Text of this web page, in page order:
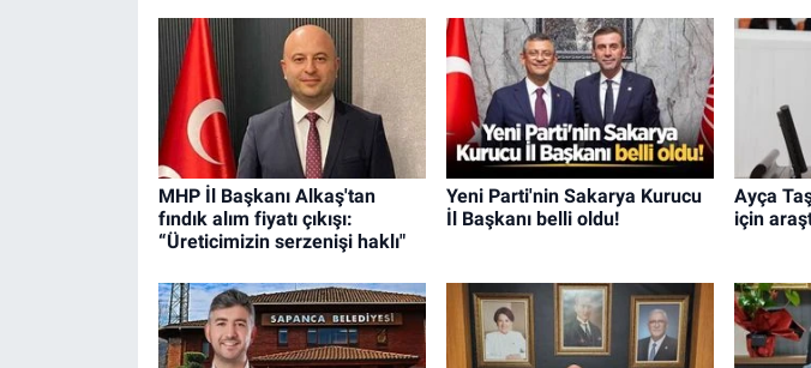
MHP İl Başkanı Alkaş'tan
fındık alım fiyatı çıkışı:
“Üreticimizin serzenişi haklı"
Yeni Parti'nin Sakarya Kurucu
İl Başkanı belli oldu!
Ayça
için